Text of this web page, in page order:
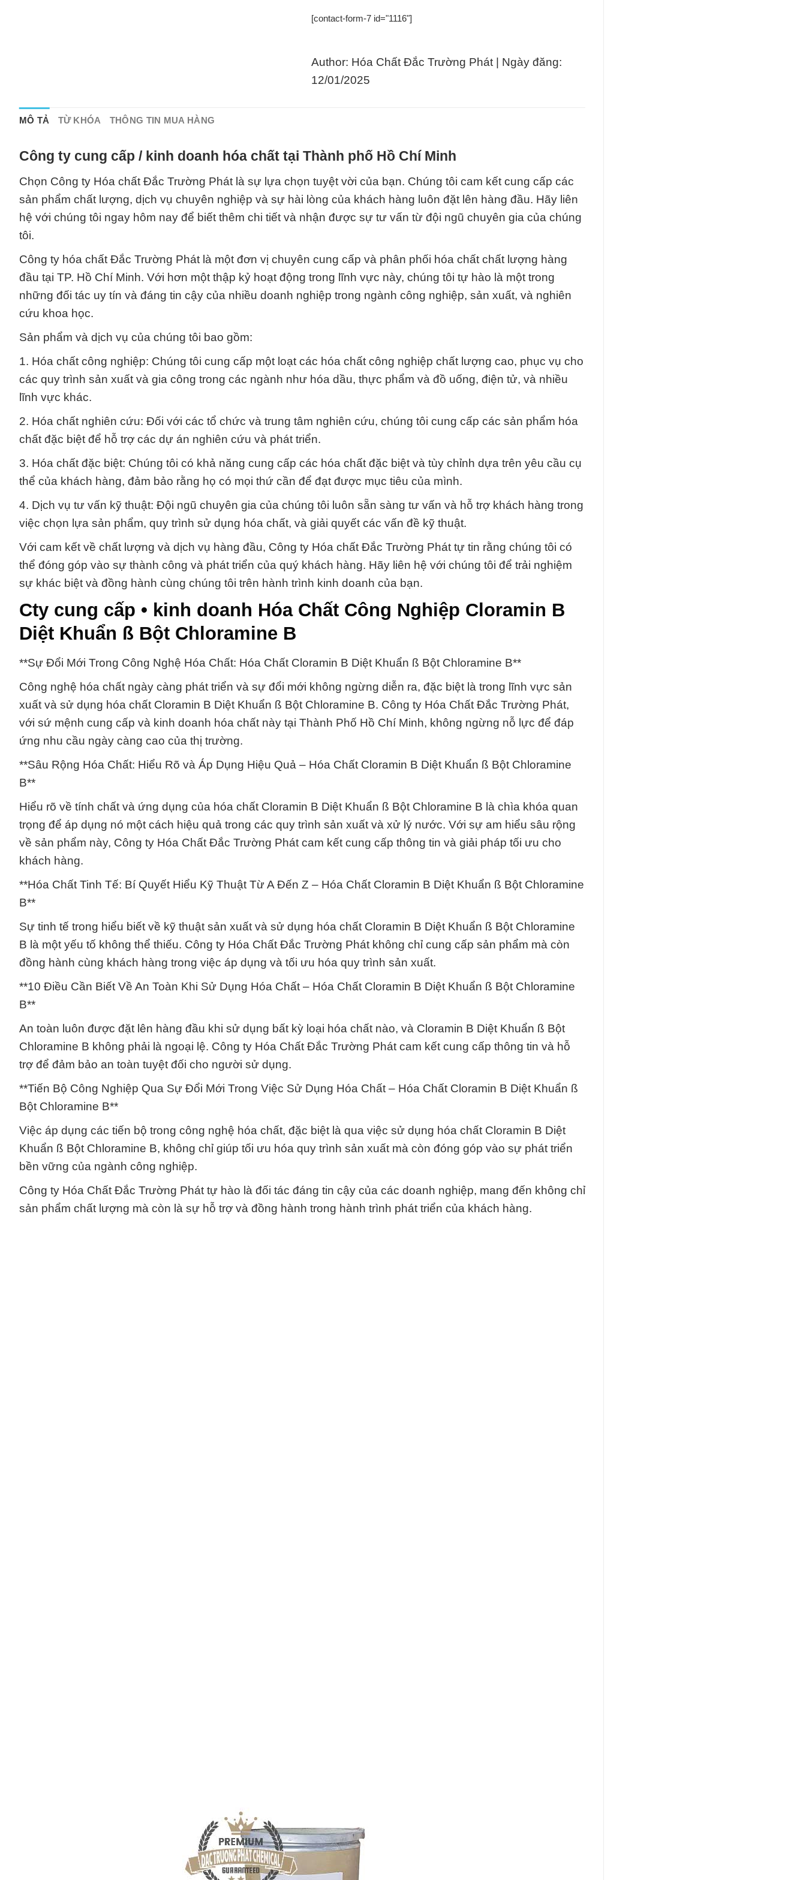
[contact-form-7 id="1116"]
Author: Hóa Chất Đắc Trường Phát | Ngày đăng:
12/01/2025
MÔ TẢ TỪ KHÓA THÔNG TIN MUA HÀNG
Công ty cung cấp / kinh doanh hóa chất tại Thành phố Hồ Chí Minh
Chọn Công ty Hóa chất Đắc Trường Phát là sự lựa chọn tuyệt vời của bạn. Chúng tôi cam kết cung cấp các
sản phẩm chất lượng, dịch vụ chuyên nghiệp và sự hài lòng của khách hàng luôn đặt lên hàng đầu. Hãy liên
hệ với chúng tôi ngay hôm nay để biết thêm chi tiết và nhận được sự tư vấn từ đội ngũ chuyên gia của chúng
tôi.
Công ty hóa chất Đắc Trường Phát là một đơn vị chuyên cung cấp và phân phối hóa chất chất lượng hàng
đầu tại TP. Hồ Chí Minh. Với hơn một thập kỷ hoạt động trong lĩnh vực này, chúng tôi tự hào là một trong
những đối tác uy tín và đáng tin cậy của nhiều doanh nghiệp trong ngành công nghiệp, sản xuất, và nghiên
cứu khoa học.
Sản phẩm và dịch vụ của chúng tôi bao gồm:
1. Hóa chất công nghiệp: Chúng tôi cung cấp một loạt các hóa chất công nghiệp chất lượng cao, phục vụ cho
các quy trình sản xuất và gia công trong các ngành như hóa dầu, thực phẩm và đồ uống, điện tử, và nhiều
lĩnh vực khác.
2. Hóa chất nghiên cứu: Đối với các tổ chức và trung tâm nghiên cứu, chúng tôi cung cấp các sản phẩm hóa
chất đặc biệt để hỗ trợ các dự án nghiên cứu và phát triển.
3. Hóa chất đặc biệt: Chúng tôi có khả năng cung cấp các hóa chất đặc biệt và tùy chỉnh dựa trên yêu cầu cụ
thể của khách hàng, đảm bảo rằng họ có mọi thứ cần để đạt được mục tiêu của mình.
4. Dịch vụ tư vấn kỹ thuật: Đội ngũ chuyên gia của chúng tôi luôn sẵn sàng tư vấn và hỗ trợ khách hàng trong
việc chọn lựa sản phẩm, quy trình sử dụng hóa chất, và giải quyết các vấn đề kỹ thuật.
Với cam kết về chất lượng và dịch vụ hàng đầu, Công ty Hóa chất Đắc Trường Phát tự tin rằng chúng tôi có
thể đóng góp vào sự thành công và phát triển của quý khách hàng. Hãy liên hệ với chúng tôi để trải nghiệm
sự khác biệt và đồng hành cùng chúng tôi trên hành trình kinh doanh của bạn.
Cty cung cấp • kinh doanh Hóa Chất Công Nghiệp Cloramin B
Diệt Khuẩn ß Bột Chloramine B
**Sự Đổi Mới Trong Công Nghệ Hóa Chất: Hóa Chất Cloramin B Diệt Khuẩn ß Bột Chloramine B**
Công nghệ hóa chất ngày càng phát triển và sự đổi mới không ngừng diễn ra, đặc biệt là trong lĩnh vực sản
xuất và sử dụng hóa chất Cloramin B Diệt Khuẩn ß Bột Chloramine B. Công ty Hóa Chất Đắc Trường Phát,
với sứ mệnh cung cấp và kinh doanh hóa chất này tại Thành Phố Hồ Chí Minh, không ngừng nỗ lực để đáp
ứng nhu cầu ngày càng cao của thị trường.
**Sâu Rộng Hóa Chất: Hiểu Rõ và Áp Dụng Hiệu Quả – Hóa Chất Cloramin B Diệt Khuẩn ß Bột Chloramine
B**
Hiểu rõ về tính chất và ứng dụng của hóa chất Cloramin B Diệt Khuẩn ß Bột Chloramine B là chìa khóa quan
trọng để áp dụng nó một cách hiệu quả trong các quy trình sản xuất và xử lý nước. Với sự am hiểu sâu rộng
về sản phẩm này, Công ty Hóa Chất Đắc Trường Phát cam kết cung cấp thông tin và giải pháp tối ưu cho
khách hàng.
**Hóa Chất Tinh Tế: Bí Quyết Hiểu Kỹ Thuật Từ A Đến Z – Hóa Chất Cloramin B Diệt Khuẩn ß Bột Chloramine
B**
Sự tinh tế trong hiểu biết về kỹ thuật sản xuất và sử dụng hóa chất Cloramin B Diệt Khuẩn ß Bột Chloramine
B là một yếu tố không thể thiếu. Công ty Hóa Chất Đắc Trường Phát không chỉ cung cấp sản phẩm mà còn
đồng hành cùng khách hàng trong việc áp dụng và tối ưu hóa quy trình sản xuất.
**10 Điều Cần Biết Về An Toàn Khi Sử Dụng Hóa Chất – Hóa Chất Cloramin B Diệt Khuẩn ß Bột Chloramine
B**
An toàn luôn được đặt lên hàng đầu khi sử dụng bất kỳ loại hóa chất nào, và Cloramin B Diệt Khuẩn ß Bột
Chloramine B không phải là ngoại lệ. Công ty Hóa Chất Đắc Trường Phát cam kết cung cấp thông tin và hỗ
trợ để đảm bảo an toàn tuyệt đối cho người sử dụng.
**Tiến Bộ Công Nghiệp Qua Sự Đổi Mới Trong Việc Sử Dụng Hóa Chất – Hóa Chất Cloramin B Diệt Khuẩn ß
Bột Chloramine B**
Việc áp dụng các tiến bộ trong công nghệ hóa chất, đặc biệt là qua việc sử dụng hóa chất Cloramin B Diệt
Khuẩn ß Bột Chloramine B, không chỉ giúp tối ưu hóa quy trình sản xuất mà còn đóng góp vào sự phát triển
bền vững của ngành công nghiệp.
Công ty Hóa Chất Đắc Trường Phát tự hào là đối tác đáng tin cậy của các doanh nghiệp, mang đến không chỉ
sản phẩm chất lượng mà còn là sự hỗ trợ và đồng hành trong hành trình phát triển của khách hàng.